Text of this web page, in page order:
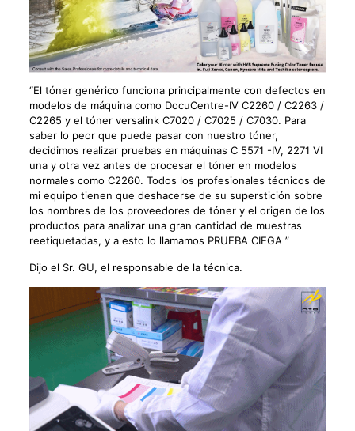
“El tóner genérico funciona principalmente con defectos en
modelos de máquina como DocuCentre-IV C2260 / C2263 /
C2265 y el tóner versalink C7020 / C7025 / C7030. Para
saber lo peor que puede pasar con nuestro tóner,
decidimos realizar pruebas en máquinas C 5571 -IV, 2271 VI
una y otra vez antes de procesar el tóner en modelos
normales como C2260. Todos los profesionales técnicos de
mi equipo tienen que deshacerse de su superstición sobre
los nombres de los proveedores de tóner y el origen de los
productos para analizar una gran cantidad de muestras
reetiquetadas, y a esto lo llamamos PRUEBA CIEGA ”
Dijo el Sr. GU, el responsable de la técnica.